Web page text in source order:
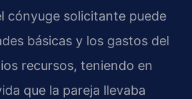
cónyuge solicitante puede
básicas y los gastos del
recursos, teniendo en
que la pareja llevaba